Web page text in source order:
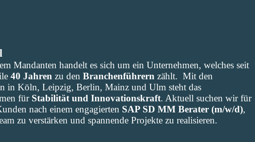
Mandanten handelt es sich um ein Unternehmen, welches seit
40 Jahren zu den Branchenführern zählt. Mit den
in Köln, Leipzig, Berlin, Mainz und Ulm steht das
für Stabilität und Innovationskraft. Aktuell suchen wir für
nach einem engagierten SAP SD MM Berater (m/w/d),
zu verstärken und spannende Projekte zu realisieren.